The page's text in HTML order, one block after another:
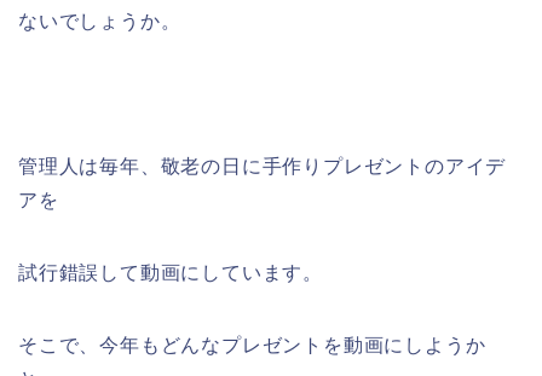
ないでしょうか。
管理人は毎年、敬老の日に手作りプレゼントのアイデ
アを
試行錯誤して動画にしています。
そこで、今年もどんなプレゼントを動画にしようか